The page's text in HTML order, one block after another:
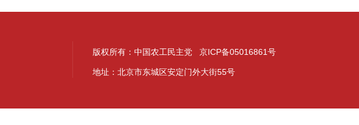
版权所有：中国农工民主党 京ICP备05016861号
地址：北京市东城区安定门外大街55号